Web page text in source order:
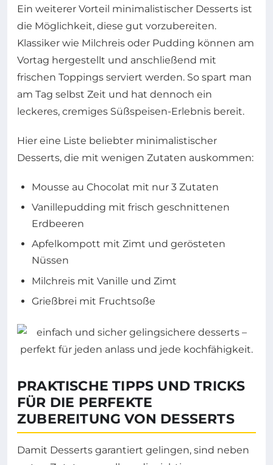
Ein weiterer Vorteil minimalistischer Desserts ist
die Möglichkeit, diese gut vorzubereiten.
Klassiker wie Milchreis oder Pudding können am
Vortag hergestellt und anschließend mit
frischen Toppings serviert werden. So spart man
am Tag selbst Zeit und hat dennoch ein
leckeres, cremiges Süßspeisen-Erlebnis bereit.
Hier eine Liste beliebter minimalistischer
Desserts, die mit wenigen Zutaten auskommen:
Mousse au Chocolat mit nur 3 Zutaten
Vanillepudding mit frisch geschnittenen
Erdbeeren
Apfelkompott mit Zimt und gerösteten
Nüssen
Milchreis mit Vanille und Zimt
Grießbrei mit Fruchtsoße
PRAKTISCHE TIPPS UND TRICKS
FÜR DIE PERFEKTE
ZUBEREITUNG VON DESSERTS
Damit Desserts garantiert gelingen, sind neben